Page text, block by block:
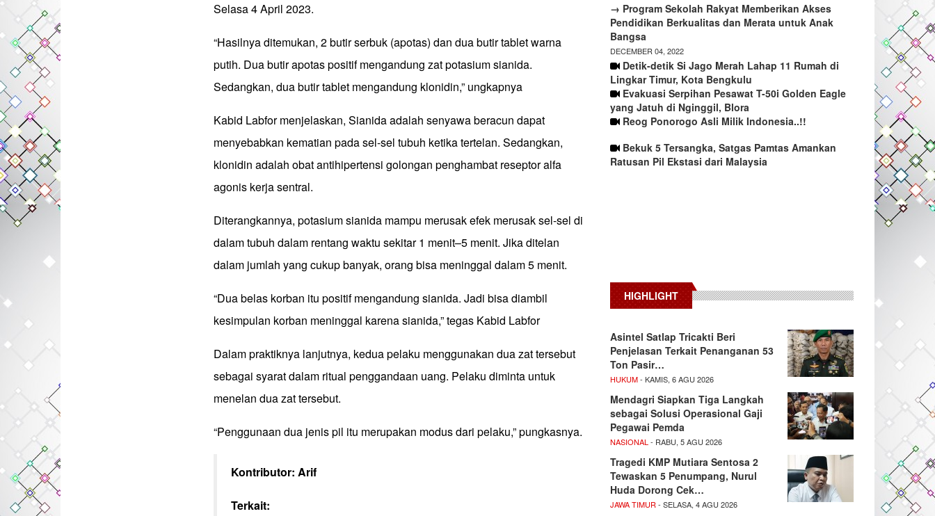
Selasa 4 April 2023.
“Hasilnya ditemukan, 2 butir serbuk (apotas) dan dua butir tablet warna
putih. Dua butir apotas positif mengandung zat potasium sianida.
Sedangkan, dua butir tablet mengandung klonidin,” ungkapnya
Kabid Labfor menjelaskan, Sianida adalah senyawa beracun dapat
menyebabkan kematian pada sel-sel tubuh ketika tertelan. Sedangkan,
klonidin adalah obat antihipertensi golongan penghambat reseptor alfa
agonis kerja sentral.
Diterangkannya, potasium sianida mampu merusak efek merusak sel-sel di
dalam tubuh dalam rentang waktu sekitar 1 menit–5 menit. Jika ditelan
dalam jumlah yang cukup banyak, orang bisa meninggal dalam 5 menit.
“Dua belas korban itu positif mengandung sianida. Jadi bisa diambil
kesimpulan korban meninggal karena sianida,” tegas Kabid Labfor
Dalam praktiknya lanjutnya, kedua pelaku menggunakan dua zat tersebut
sebagai syarat dalam ritual penggandaan uang. Pelaku diminta untuk
menelan dua zat tersebut.
“Penggunaan dua jenis pil itu merupakan modus dari pelaku,” pungkasnya.
Kontributor: Arif
Terkait:
→ Program Sekolah Rakyat Memberikan Akses
Pendidikan Berkualitas dan Merata untuk Anak
Bangsa
DECEMBER 04, 2022
Detik-detik Si Jago Merah Lahap 11 Rumah di
Lingkar Timur, Kota Bengkulu
Evakuasi Serpihan Pesawat T-50i Golden Eagle
yang Jatuh di Nginggil, Blora
Reog Ponorogo Asli Milik Indonesia..!!
Bekuk 5 Tersangka, Satgas Pamtas Amankan
Ratusan Pil Ekstasi dari Malaysia
HIGHLIGHT
Asintel Satlap Tricakti Beri
Penjelasan Terkait Penanganan 53
Ton Pasir…
HUKUM- KAMIS, 6 AGU 2026
Mendagri Siapkan Tiga Langkah
sebagai Solusi Operasional Gaji
Pegawai Pemda
NASIONAL - RABU, 5 AGU 2026
Tragedi KMP Mutiara Sentosa 2
Tewaskan 5 Penumpang, Nurul
Huda Dorong Cek…
JAWA TIMUR - SELASA, 4 AGU 2026